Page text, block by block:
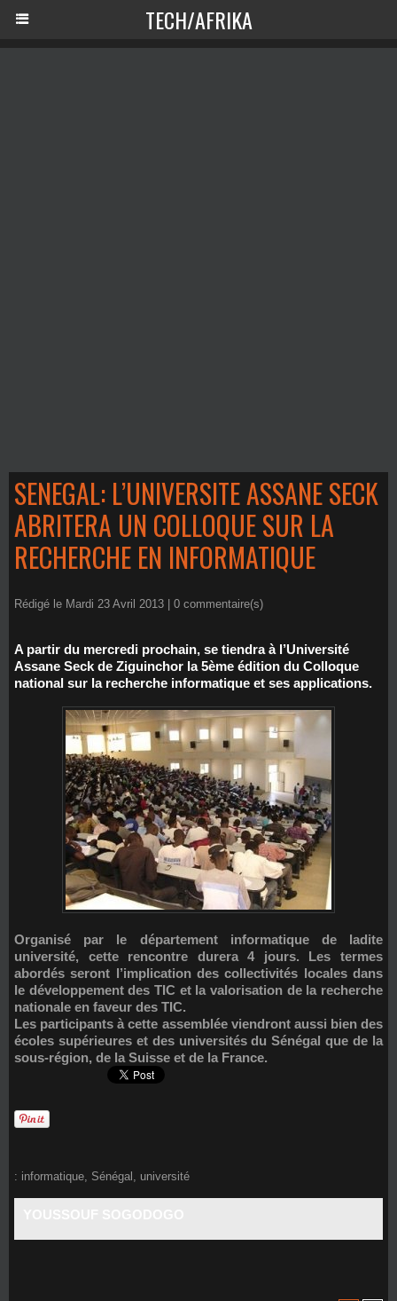
TECH/AFRIKA
SENEGAL: L’UNIVERSITE ASSANE SECK
ABRITERA UN COLLOQUE SUR LA
RECHERCHE EN INFORMATIQUE
Rédigé le Mardi 23 Avril 2013 | 0 commentaire(s)
A partir du mercredi prochain, se tiendra à l’Université
Assane Seck de Ziguinchor la 5ème édition du Colloque
national sur la recherche informatique et ses applications.
Organisé par le département informatique de ladite
université, cette rencontre durera 4 jours. Les termes
abordés seront l’implication des collectivités locales dans
le développement des TIC et la valorisation de la recherche
nationale en faveur des TIC.
Les participants à cette assemblée viendront aussi bien des
écoles supérieures et des universités du Sénégal que de la
sous-région, de la Suisse et de la France.
: informatique, Sénégal , université